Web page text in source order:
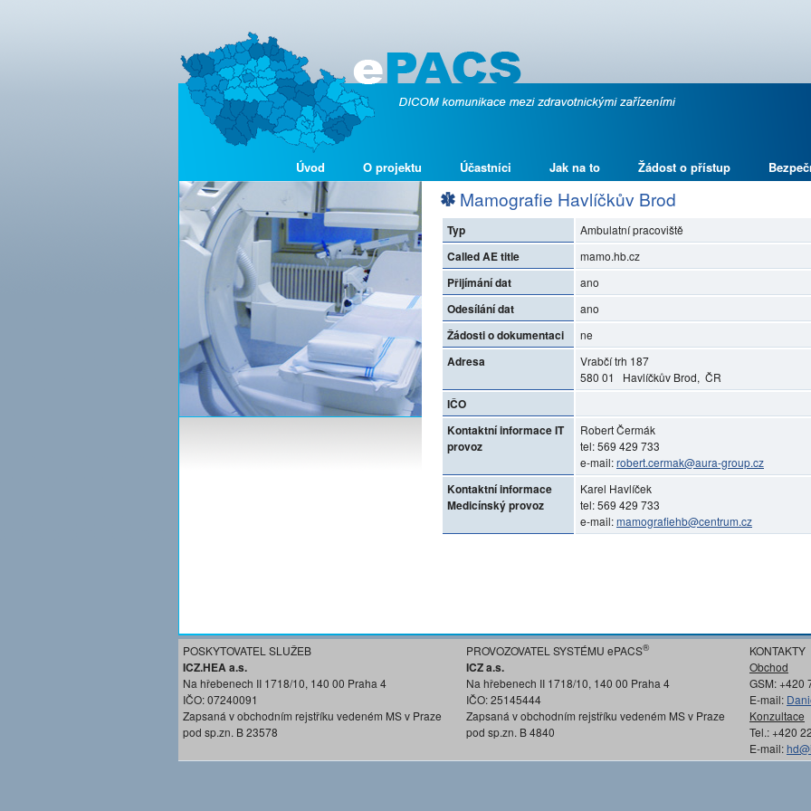
Úvod O projektu Účastníci Jak na to Žádost o přístup
Mamografie Havlíčkův Brod
Typ Ambulatní pracoviště
Called AE title mamo.hb.cz
Přijímání dat ano
Odesílání dat ano
Žádosti o dokumentaci ne
Adresa
Vrabčí trh 187
580 01 Havlíčkův Brod, ČR
IČO
Kontaktní informace IT
provoz
Robert Čermák
tel: 569 429 733
e-mail:robert.cermak@aura-group.cz
Kontaktní informace
Medicínský provoz
Karel Havlíček
tel: 569 429 733
e-mail:mamografiehb@centrum.cz
POSKYTOVATEL SLUŽEB
ICZ.HEA a.s.
Na hřebenech II 1718/10, 140 00 Praha 4
IČO: 07240091
Zapsaná v obchodním rejstříku vedeném MS v Praze
pod sp.zn. B 23578
PROVOZOVATEL SYSTÉMU ePACS®
ICZ a.s.
Na hřebenech II 1718/10, 140 00 Praha 4
IČO: 25145444
Zapsaná v obchodním rejstříku vedeném MS v Praze
pod sp.zn. B 4840
KONTAKTY
Obchod
GSM: +420
E-mail:
Konzultace
Tel.: +420
E-mail: